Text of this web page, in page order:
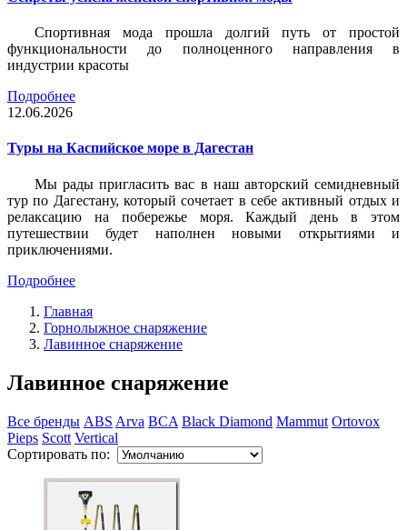
Спортивная мода прошла долгий путь от простой
функциональности до полноценного направления в
индустрии красоты
Подробнее
12.06.2026
Туры на Каспийское море в Дагестан
Мы рады пригласить вас в наш авторский семидневный
тур по Дагестану, который сочетает в себе активный отдых и
релаксацию на побережье моря. Каждый день в этом
путешествии будет наполнен новыми открытиями и
приключениями.
Подробнее
Главная
Горнолыжное снаряжение
Лавинное снаряжение
Лавинное снаряжение
Все бренды ABS Arva BCA Black Diamond Mammut Ortovox
Pieps Scott Vertical
Сортировать по: